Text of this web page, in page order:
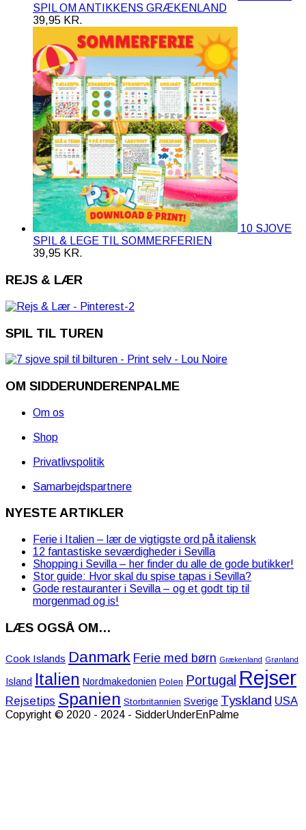
SPIL OM ANTIKKENS GRÆKENLAND
39,95 KR.
10 SJOVE
SPIL & LEGE TIL SOMMERFERIEN
39,95 KR.
REJS & LÆR
SPIL TIL TUREN
OM SIDDERUNDERENPALME
Om os
Shop
Privatlivspolitik
Samarbejdspartnere
NYESTE ARTIKLER
Ferie i Italien – lær de vigtigste ord på italiensk
12 fantastiske seværdigheder i Sevilla
Shopping i Sevilla – her finder du alle de gode butikker!
Stor guide: Hvor skal du spise tapas i Sevilla?
Gode restauranter i Sevilla – og et godt tip til
morgenmad og is!
LÆS OGSÅ OM…
Cook Islands Danmark Ferie med børn Grækenland Grønland
Island Italien Nordmakedonien Polen Portugal Rejser
Rejsetips Spanien Storbritannien Sverige Tyskland USA
Copyright © 2020 - 2024 - SidderUnderEnPalme